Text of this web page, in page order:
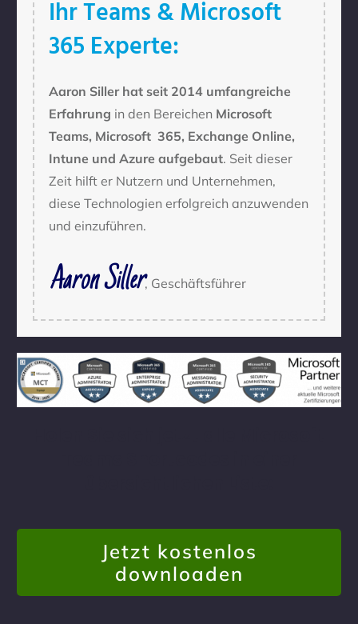
Ihr Teams & Microsoft
365 Experte:
Aaron Siller hat seit 2014 umfangreiche
Erfahrung in den Bereichen Microsoft
Teams, Microsoft 365, Exchange Online,
Intune und Azure aufgebaut. Seit dieser
Zeit hilft er Nutzern und Unternehmen,
diese Technologien erfolgreich anzuwenden
und einzuführen.
Aaron Siller, Geschäftsführer
Jetzt kostenlos
downloaden